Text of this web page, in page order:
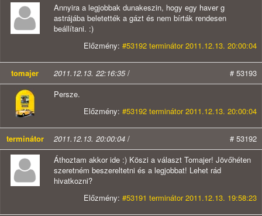
Annyira a legjobbak dunakeszin, hogy egy haver g
astrájába beletették a gázt és nem bírták rendesen
beállítani. :)
Előzmény: #53192 terminátor 2011.12.13. 20:00:04
tomajer 2011.12.13. 22:16:35/
# 53193
Persze.
Előzmény: #53192 terminátor 2011.12.13. 20:00:04
terminátor 2011.12.13. 20:00:04 /
# 53192
Áthoztam akkor ide :) Köszi a választ Tomajer! Jövőhéten
szeretném beszereltetni és a legjobbat! Lehet rád
hivatkozni?
Előzmény: #53191 terminátor 2011.12.13. 19:58:23